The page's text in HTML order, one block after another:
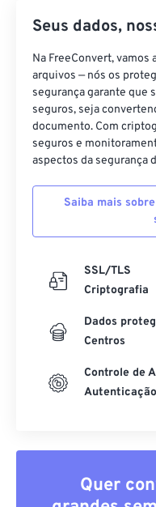
Seus dados,
Na FreeConvert, vamos
arquivos — nós os
segurança garante que
seguros, seja
documento. Com
seguros e
aspectos da segurança
Saiba mais
SSL/TLS
Criptografia
Dados
Centros
Controle de
Autenticação
Quer